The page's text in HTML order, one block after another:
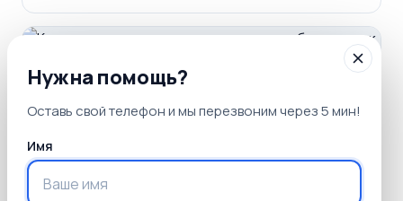
Курсы инженера‑радиохимика: где работать,
зарабатывать
Нужна помощь?
Оставь свой телефон и мы перезвоним через 5 мин!
Имя